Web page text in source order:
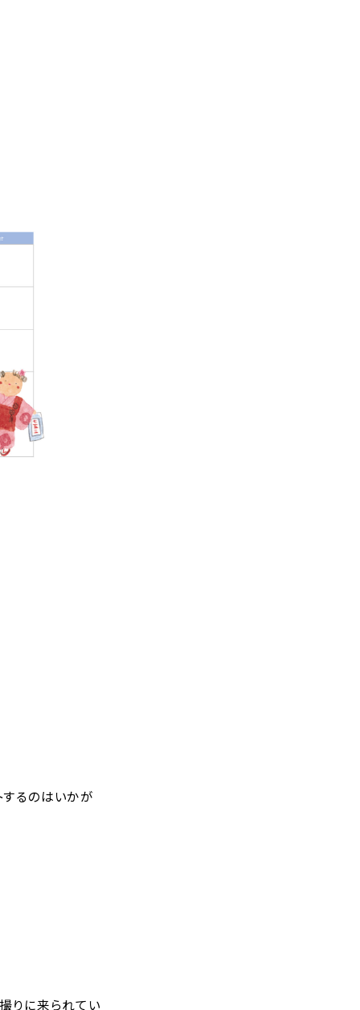
るのはいかが
りに来られてい